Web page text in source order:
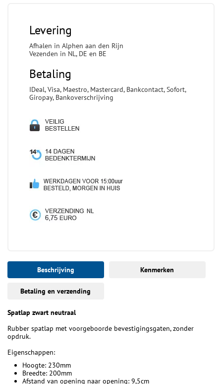
Levering
Afhalen in Alphen aan den Rijn
Vezenden in NL, DE en BE
Betaling
IDeal, Visa, Maestro, Mastercard, Bankcontact, Sofort,
Giropay, Bankoverschrijving
Beschrijving Kenmerken
Betaling en verzending
Spatlap zwart neutraal
Rubber spatlap met voorgeboorde bevestigingsgaten, zonder
opdruk.
Eigenschappen:
Hoogte: 230mm
Breedte: 200mm
Afstand van opening naar opening: 9,5cm